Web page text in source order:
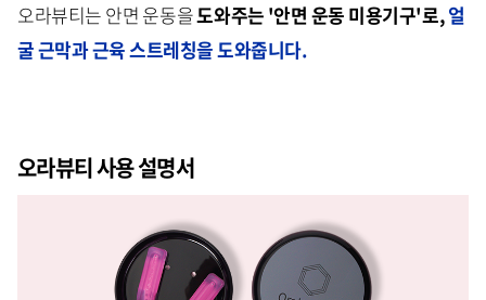
오라뷰티는 안면 운동을도와주는 '안면 운동 미용기구'로,얼
굴 근막과 근육 스트레칭을 도와줍니다.
오라뷰티 사용 설명서